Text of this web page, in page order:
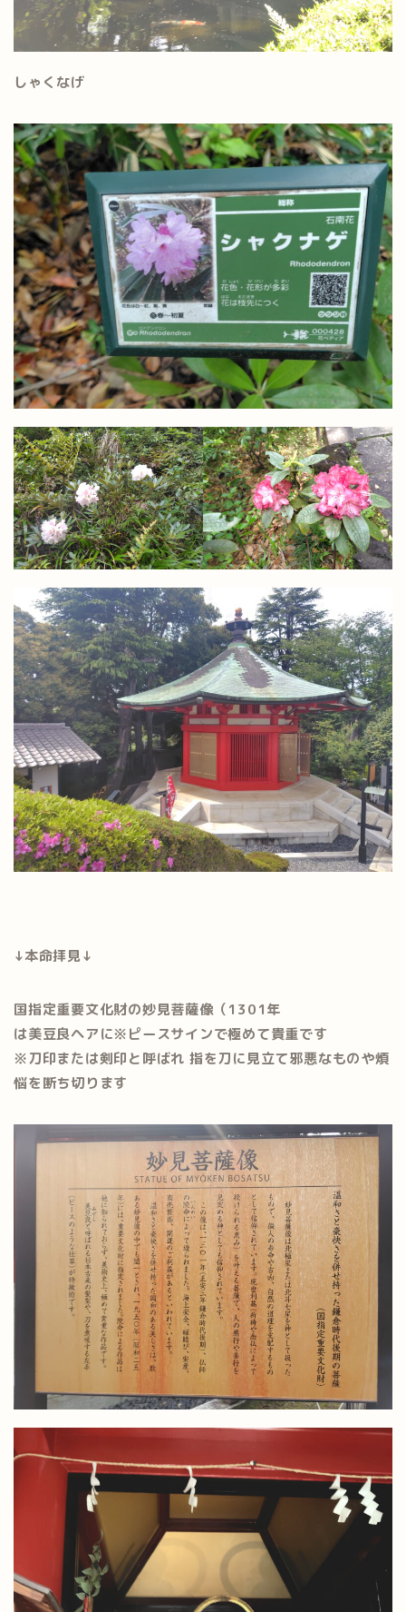
しゃくなげ
↓本命拝見↓
国指定重要文化財の妙見菩薩像（1301年
は美豆良ヘアに※ピースサインで極めて貴重です
※刀印または剣印と呼ばれ 指を刀に見立て邪悪なものや煩
悩を断ち切ります